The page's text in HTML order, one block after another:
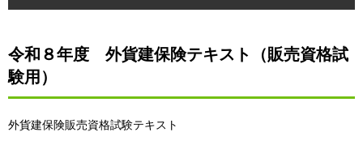
令和８年度 外貨建保険テキスト（販売資格試
験用）
外貨建保険販売資格試験テキスト